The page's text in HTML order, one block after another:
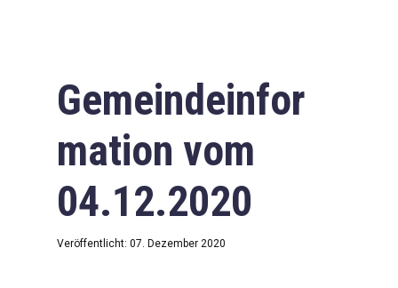
Gemeindeinfor
mation vom
04.12.2020
Veröffentlicht: 07. Dezember 2020